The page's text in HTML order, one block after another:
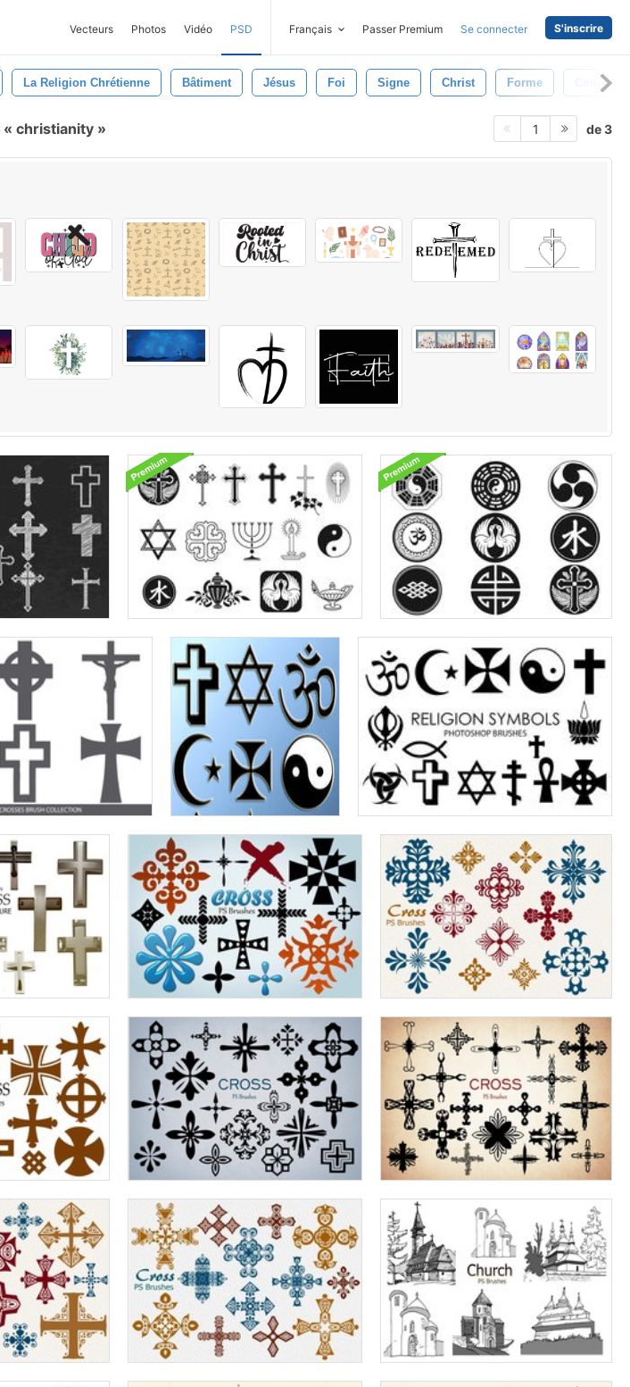
Vecteurs Photos Vidéo PSD Français Passer Premium Se connecter S'inscrire
La Religion Chrétienne Bâtiment Jésus Foi Signe Christ Forme Collection
christianity 1 de 3